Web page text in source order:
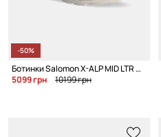
-50%
Ботинки Salomon X-ALP MID LTR Gore-Tex
5099 грн
10199 грн